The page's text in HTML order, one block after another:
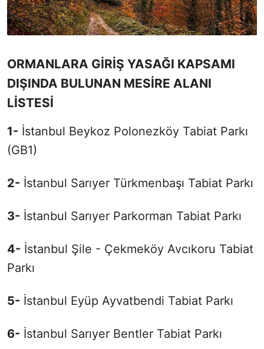
ORMANLARA GİRİŞ YASAĞI KAPSAMI
DIŞINDA BULUNAN MESİRE ALANI
LİSTESİ
1- İstanbul Beykoz Polonezköy Tabiat Parkı
(GB1)
2- İstanbul Sarıyer Türkmenbaşı Tabiat Parkı
3- İstanbul Sarıyer Parkorman Tabiat Parkı
4- İstanbul Şile - Çekmeköy Avcıkoru Tabiat
Parkı
5- İstanbul Eyüp Ayvatbendi Tabiat Parkı
6- İstanbul Sarıyer Bentler Tabiat Parkı